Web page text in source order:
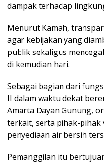
dampak terhadap
Menurut Kamah,
agar kebijakan yang
publik sekaligus
di kemudian hari.
Sebagai bagian dari
II dalam waktu dekat
Amarta Dayan Gunung,
terkait, serta pihak-pihak
penyediaan air bersih
Pemanggilan itu